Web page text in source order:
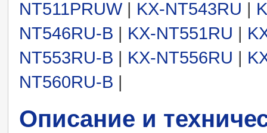
NT511PRUW| KX-NT543RU |
NT546RU-B | KX-NT551RU |
NT553RU-B | KX-NT556RU |
NT560RU-B |
Описание и